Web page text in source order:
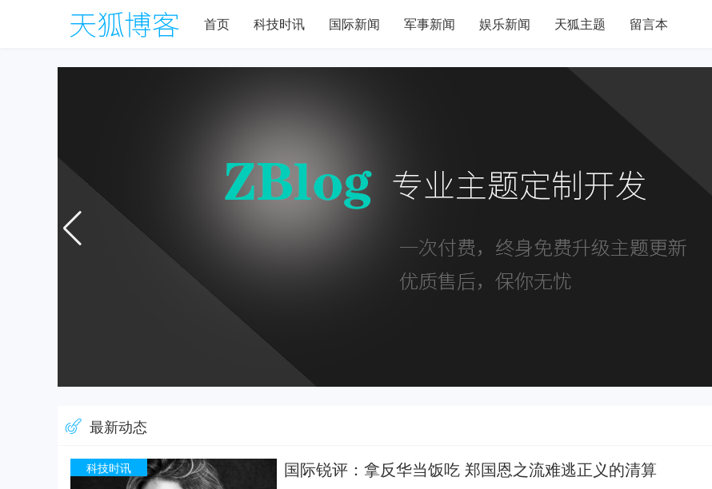
首页 科技时讯 国际新闻 军事新闻 娱乐新闻 天狐主题 留言本
最新动态
科技时讯 国际锐评：拿反华当饭吃 郑国恩之流难逃正义的清算